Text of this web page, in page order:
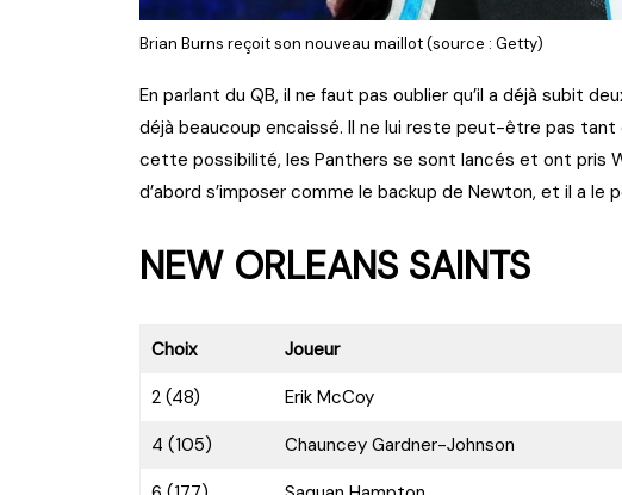
Brian Burns reçoit son nouveau maillot (source : Getty)
En parlant du QB, il ne faut pas oublier qu’il a déjà subit
déjà beaucoup encaissé. Il ne lui reste peut-être pas tant
cette possibilité, les Panthers se sont lancés et ont pris
d’abord s’imposer comme le backup de Newton, et il a le
NEW ORLEANS SAINTS
Choix Joueur
2 (48)
Erik McCoy
4 (105)
Chauncey Gardner-Johnson